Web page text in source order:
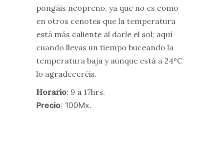
pongáis neopreno, ya que no es como
en otros cenotes que la temperatura
está más caliente al darle el sol; aquí
cuando llevas un tiempo buceando la
temperatura baja y aunque está a 24ºC
lo agradeceréis.
Horario: 9 a 17hrs.
Precio: 100Mx.